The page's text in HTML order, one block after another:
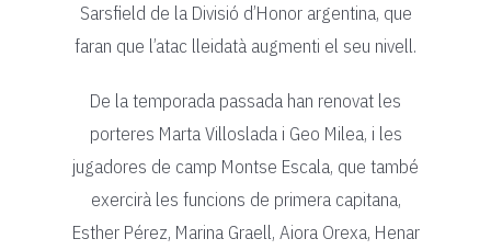
Sarsfield de la Divisió d’Honor argentina, que
faran que l’atac lleidatà augmenti el seu nivell.
De la temporada passada han renovat les
porteres Marta Villoslada i Geo Milea, i les
jugadores de camp Montse Escala, que també
exercirà les funcions de primera capitana,
Esther Pérez, Marina Graell, Aiora Orexa, Henar